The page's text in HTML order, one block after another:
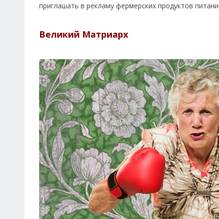
приглашать в рекламу фермерских продуктов
Великий Матриарх